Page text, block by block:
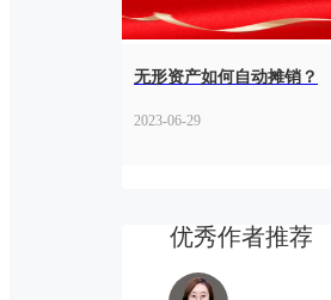
无形资产如何自动摊销？
2023-06-29
优秀作者推荐